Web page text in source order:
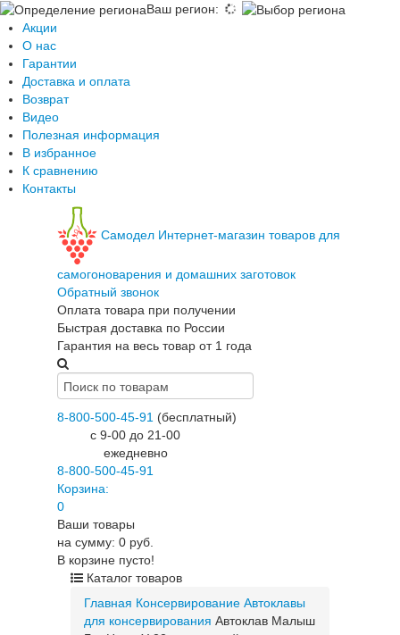
Ваш регион:
Акции
О нас
Гарантии
Доставка и оплата
Возврат
Видео
Полезная информация
В избранное
К сравнению
Контакты
Самодел Интернет-магазин товаров для
самогоноварения и домашних заготовок
Обратный звонок
Оплата товара при получении
Быстрая доставка по России
Гарантия на весь товар от 1 года
8-800-500-45-91 (бесплатный)
c 9-00 до 21-00
ежедневно
8-800-500-45-91
Корзина:
0
Ваши товары
на сумму: 0 руб.
В корзине пусто!
Каталог товаров
Главная Консервирование Автоклавы
для консервирования Автоклав Малыш